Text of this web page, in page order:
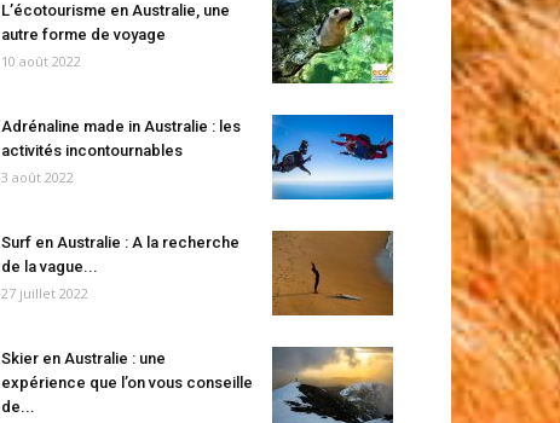
L’écotourisme en Australie, une
autre forme de voyage
10 août 2022
Adrénaline made in Australie : les
activités incontournables
3 août 2022
Surf en Australie : A la recherche
de la vague...
27 juillet 2022
Skier en Australie : une
expérience que l’on vous conseille
de...